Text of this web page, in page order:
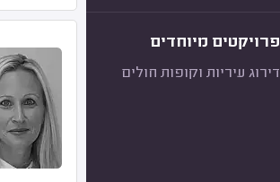
פרויקטים מיוחדים
דירוג עיריות וקופות חולים